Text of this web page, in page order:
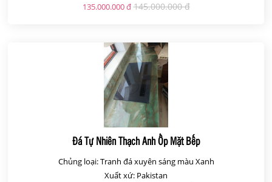
135.000.000 đ 145.000.000 đ
Đá Tự Nhiên Thạch Anh Ốp Mặt Bếp
Chủng loại: Tranh đá xuyên sáng màu Xanh
Xuất xứ: Pakistan